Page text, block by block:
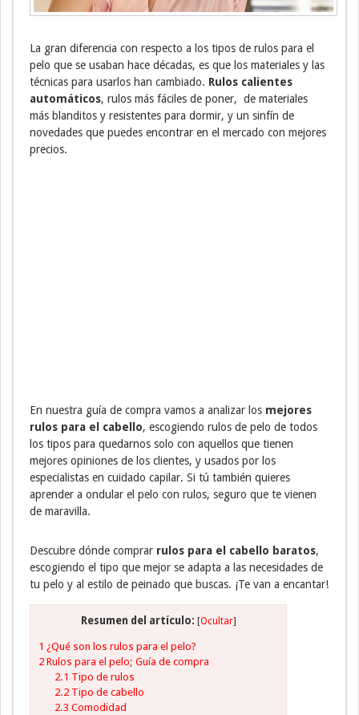
La gran diferencia con respecto a los tipos de rulos para el
pelo que se usaban hace décadas, es que los materiales y las
técnicas para usarlos han cambiado. Rulos calientes
automáticos, rulos más fáciles de poner, de materiales
más blanditos y resistentes para dormir, y un sinfín de
novedades que puedes encontrar en el mercado con mejores
precios.
En nuestra guía de compra vamos a analizar los mejores
rulos para el cabello, escogiendo rulos de pelo de todos
los tipos para quedarnos solo con aquellos que tienen
mejores opiniones de los clientes, y usados por los
especialistas en cuidado capilar. Si tú también quieres
aprender a ondular el pelo con rulos, seguro que te vienen
de maravilla.
Descubre dónde comprar rulos para el cabello baratos,
escogiendo el tipo que mejor se adapta a las necesidades de
tu pelo y al estilo de peinado que buscas. ¡Te van a encantar!
Resumen del artículo: [Ocultar]
1 ¿Qué son los rulos para el pelo?
2 Rulos para el pelo; Guía de compra
2.1 Tipo de rulos
2.2Tipo de cabello
2.3 Comodidad